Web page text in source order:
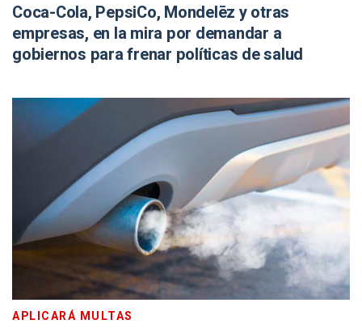
Coca-Cola, PepsiCo, Mondelēz y otras
empresas, en la mira por demandar a
gobiernos para frenar políticas de salud
APLICARÁ MULTAS